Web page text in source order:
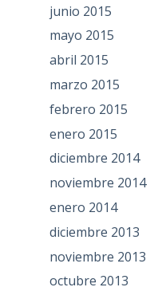
junio 2015
mayo 2015
abril 2015
marzo 2015
febrero 2015
enero 2015
diciembre 2014
noviembre 2014
enero 2014
diciembre 2013
noviembre 2013
octubre 2013